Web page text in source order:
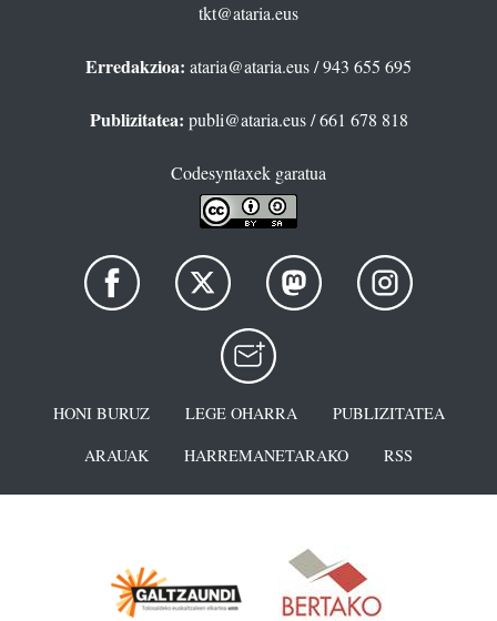
tkt@ataria.eus
Erredakzioa: ataria@ataria.eus/ 943 655 695
Publizitatea: publi@ataria.eus/ 661 678 818
Codesyntaxek garatua
HONI BURUZ LEGE OHARRA
PUBLIZITATEA
ARAUAK
HARREMANETARAKO RSS